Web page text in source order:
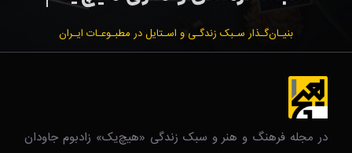
بنیـان‌گـذار سـبک زندگـی و اسـتایل در مطبـوعـات ایـران
در مجله فرهنگ و هنر و سبک زندگی‌ «هیچ‌یک» زادبوم جاودان